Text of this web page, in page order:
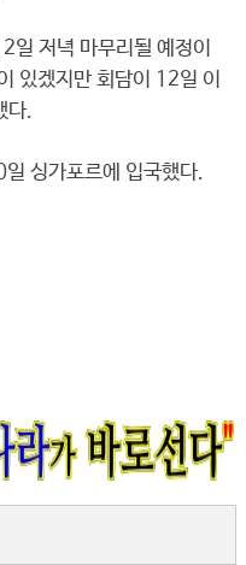
일 저녁 마무리될 예정이
있겠지만 회담이 12일 이
다.
싱가포르에 입국했다.